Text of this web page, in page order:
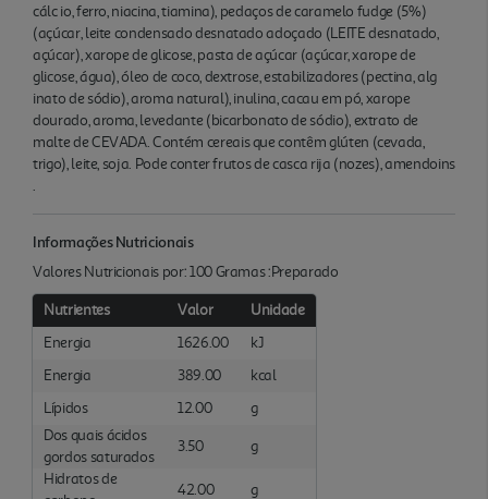
cálc io, ferro, niacina, tiamina), pedaços de caramelo fudge (5%)
(açúcar, leite condensado desnatado adoçado (LEITE desnatado,
açúcar), xarope de glicose, pasta de açúcar (açúcar, xarope de
glicose, água), óleo de coco, dextrose, estabilizadores (pectina, alg
inato de sódio), aroma natural), inulina, cacau em pó, xarope
dourado, aroma, levedante (bicarbonato de sódio), extrato de
malte de CEVADA. Contém cereais que contêm glúten (cevada,
trigo), leite, soja. Pode conter frutos de casca rija (nozes), amendoins
.
Informações Nutricionais
Valores Nutricionais por: 100 Gramas :Preparado
Nutrientes Valor
Unidade
Energia
1626.00
kJ
Energia
389.00
kcal
Lípidos
12.00
g
Dos quais ácidos
gordos saturados
3.50
g
Hidratos de
42.00
g